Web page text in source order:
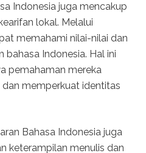
Indonesia juga mencakup
lokal. Melalui
memahami nilai-nilai dan
Indonesia. Hal ini
pemahaman mereka
memperkuat identitas
Bahasa Indonesia juga
keterampilan menulis dan